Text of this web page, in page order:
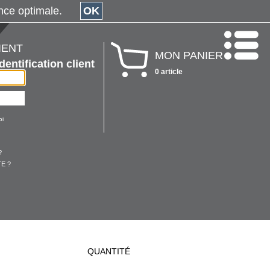
client
?
MON PANIER
0 article
QUANTITÉ
optimale. OK